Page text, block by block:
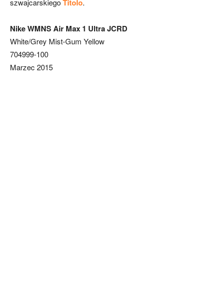
szwajcarskiegoTitolo.
Nike WMNS Air Max 1 Ultra JCRD
White/Grey Mist-Gum Yellow
704999-100
Marzec 2015